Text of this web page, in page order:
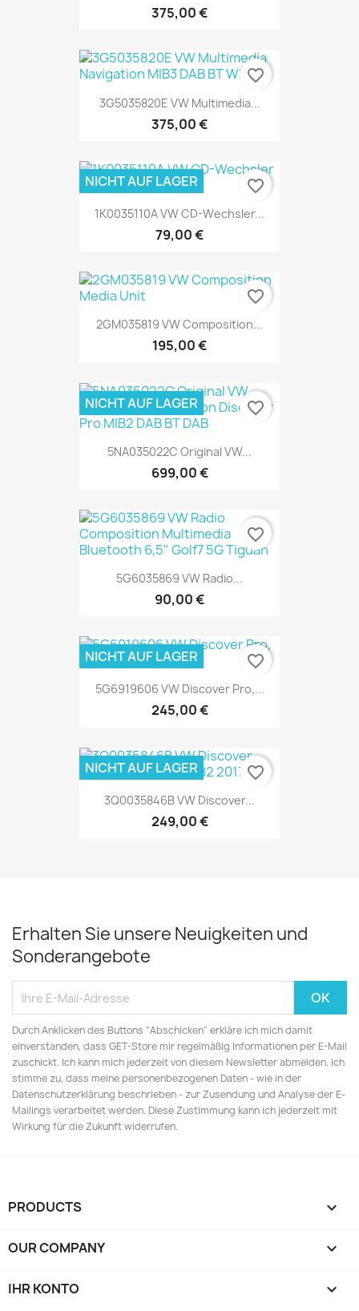
375,00 €
3G5035820E VW Multimedia...
375,00 €
favorite_border
1K0035110A VW CD-Wechsler...
79,00 €
NICHT AUF LAGER favorite_border
2GM035819 VW Composition...
195,00 €
favorite_border
5NA035022C Original VW...
699,00 €
NICHT AUF LAGER favorite_border
5G6035869 VW Radio...
90,00 €
favorite_border
5G6919606 VW Discover Pro,...
245,00 €
NICHT AUF LAGER favorite_border
3Q0035846B VW Discover...
249,00 €
NICHT AUF LAGER favorite_border
Erhalten Sie unsere Neuigkeiten und
Sonderangebote
Durch Anklicken des Buttons "Abschicken" erkläre ich mich damit
einverstanden, dass GET-Store mir regelmäßig Informationen per E-Mail
zuschickt. Ich kann mich jederzeit von diesem Newsletter abmelden. Ich
stimme zu, dass meine personenbezogenen Daten - wie in der
Datenschutzerklärung beschrieben - zur Zusendung und Analyse der E-
Mailings verarbeitet werden. Diese Zustimmung kann ich jederzeit mit
Wirkung für die Zukunft widerrufen.
PRODUCTS 
OUR COMPANY 
IHR KONTO 